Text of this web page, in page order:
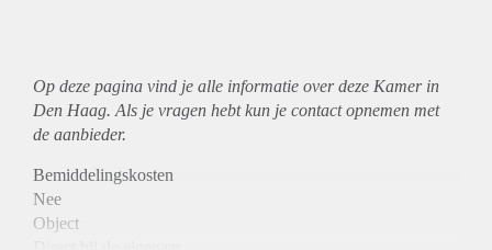
Op deze pagina vind je alle informatie over deze Kamer in
Den Haag. Als je vragen hebt kun je contact opnemen met
de aanbieder.
Bemiddelingskosten
Nee
Object